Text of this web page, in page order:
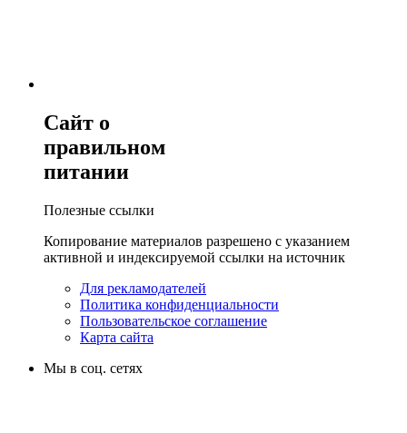
Сайт о
правильном
питании
Полезные ссылки
Копирование материалов разрешено с указанием
активной и индексируемой ссылки на источник
Для рекламодателей
Политика конфиденциальности
Пользовательское соглашение
Карта сайта
Мы в соц. сетях